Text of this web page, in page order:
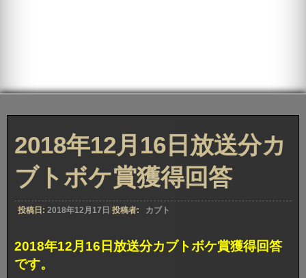
2018年12月16日放送分カ
ブトボケ賞獲得回答
投稿日: 2018年12月17日 投稿者: カブト
2018年12月16日放送分カブトボケ賞獲得回答
です。